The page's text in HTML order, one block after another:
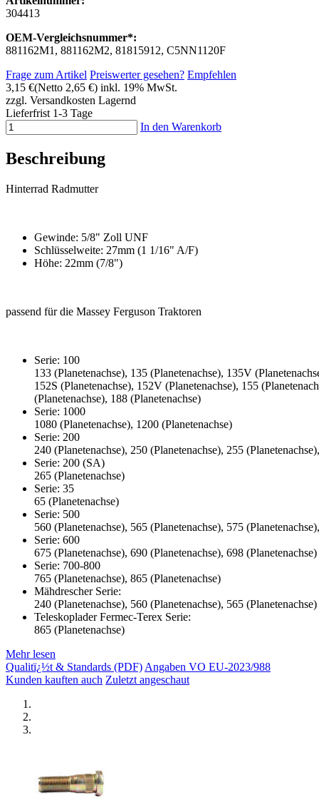
304413
OEM-Vergleichsnummer*:
881162M1, 881162M2, 81815912, C5NN1120F
Frage zum Artikel Preiswerter gesehen? Empfehlen
3,15 €(Netto 2,65 €) inkl. 19% MwSt.
zzgl. Versandkosten Lagernd
Lieferfrist 1-3 Tage
In den Warenkorb
Beschreibung
Hinterrad Radmutter
Gewinde: 5/8" Zoll UNF
Schlüsselweite: 27mm (1 1/16" A/F)
Höhe: 22mm (7/8")
passend für die Massey Ferguson Traktoren
Serie: 100
133 (Planetenachse), 135 (Planetenachse), 135V
152S (Planetenachse), 152V (Planetenachse), 155
(Planetenachse), 188 (Planetenachse)
Serie: 1000
1080 (Planetenachse), 1200 (Planetenachse)
Serie: 200
240 (Planetenachse), 250 (Planetenachse), 255
Serie: 200 (SA)
265 (Planetenachse)
Serie: 35
65 (Planetenachse)
Serie: 500
560 (Planetenachse), 565 (Planetenachse), 575
Serie: 600
675 (Planetenachse), 690 (Planetenachse), 698 (Planetenachse)
Serie: 700-800
765 (Planetenachse), 865 (Planetenachse)
Mähdrescher Serie:
240 (Planetenachse), 560 (Planetenachse), 565 (Planetenachse)
Teleskoplader Fermec-Terex Serie:
865 (Planetenachse)
Mehr lesen
Qualitï¿½t & Standards (PDF) Angaben VO EU-2023/988
Kunden kauften auch Zuletzt angeschaut